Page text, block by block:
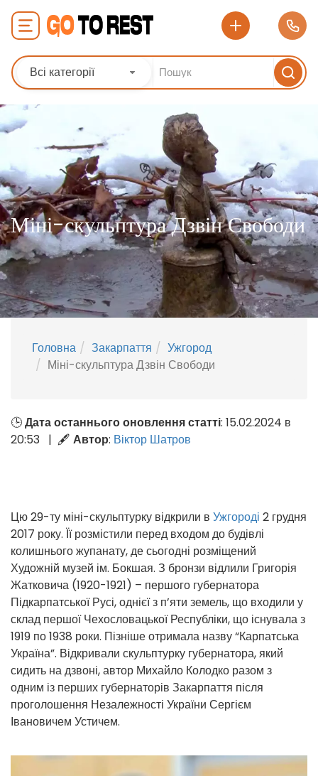
Всі категорії
Міні-скульптура Дзвін Свободи
Головна Закарпаття
Ужгород
Міні-скульптура Дзвін Свободи
🕒Дата останнього оновлення статті: 15.02.2024 в
20:53 | 🖋 Автор: Віктор Шатров
Цю 29-ту міні-скульптурку відкрили в Ужгороді 2 грудня
2017 року. Її розмістили перед входом до будівлі
колишнього жупанату, де сьогодні розміщений
Художній музей ім. Бокшая. З бронзи відлили Григорія
Жатковича (1920-1921) – першого губернатора
Підкарпатської Русі, однієї з п’яти земель, що входили у
склад першої Чехословацької Республіки, що існувала з
1919 по 1938 роки. Пізніше отримала назву “Карпатська
Україна”. Відкривали скульптурку губернатора, який
сидить на дзвоні, автор Михайло Колодко разом з
одним із перших губернаторів Закарпаття після
проголошення Незалежності України Сергієм
Івановичем Устичем.